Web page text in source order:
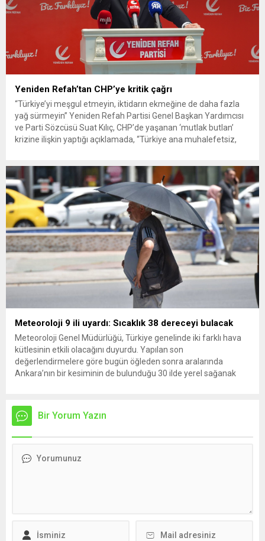
Yeniden Refah’tan CHP’ye kritik çağrı
“Türkiye’yi meşgul etmeyin, iktidarın ekmeğine de daha fazla
yağ sürmeyin” Yeniden Refah Partisi Genel Başkan Yardımcısı
ve Parti Sözcüsü Suat Kılıç, CHP’de yaşanan ‘mutlak butlan’
krizine ilişkin yaptığı açıklamada, “Türkiye ana muhalefetsiz,
olun. Türkiye’yi...
Meteoroloji 9 ili uyardı: Sıcaklık 38 dereceyi bulacak
Meteoroloji Genel Müdürlüğü, Türkiye genelinde iki farklı hava
kütlesinin etkili olacağını duyurdu. Yapılan son
değerlendirmelere göre bugün öğleden sonra aralarında
Ankara’nın bir kesiminin de bulunduğu 30 ilde yerel sağanak
üzerine çıkarak yaz değerlerine ulaşacak. Ayrıca...
Bir Yorum Yazın